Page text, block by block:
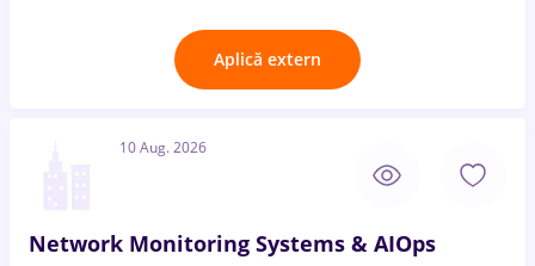
Aplică extern
10 Aug. 2026
Network Monitoring Systems & AIOps